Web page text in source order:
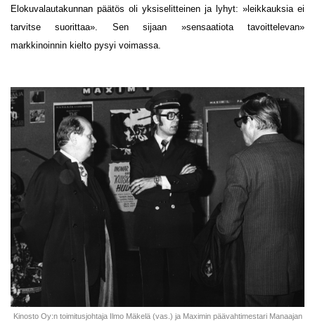
Elokuvalautakunnan päätös oli yksiselitteinen ja lyhyt: »leikkauksia ei
tarvitse suorittaa». Sen sijaan »sensaatiota tavoittelevan»
markkinoinnin kielto pysyi voimassa.
Kinosto Oy:n toimitusjohtaja Ilmo Mäkelä (vas.) ja Maximin päävahtimestari Manaajan